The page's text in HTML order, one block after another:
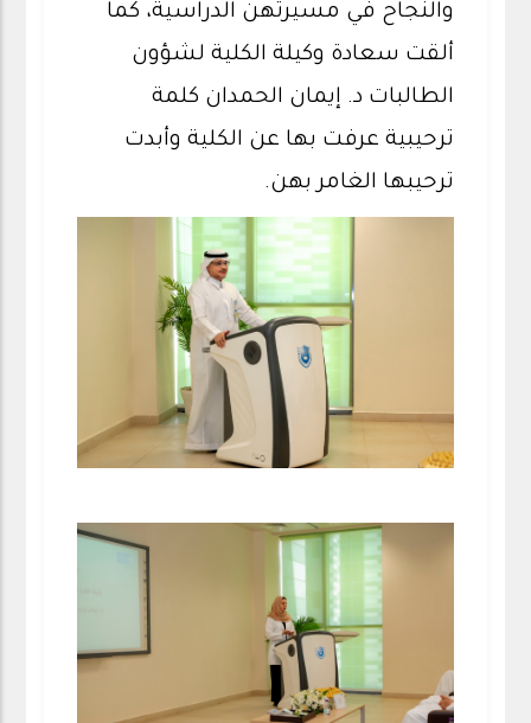
والنجاح في مسيرتهن الدراسية، كما
ألقت سعادة وكيلة الكلية لشؤون
الطالبات د. إيمان الحمدان كلمة
ترحيبية عرفت بها عن الكلية وأبدت
ترحيبها الغامر بهن.